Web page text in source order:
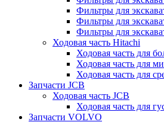
Фильтры для
Фильтры для
Фильтры для
Ходовая часть Hitachi
Ходовая часть для
Ходовая часть для
Ходовая часть для
Запчасти JCB
Ходовая часть JCB
Ходовая часть для
Запчасти VOLVO